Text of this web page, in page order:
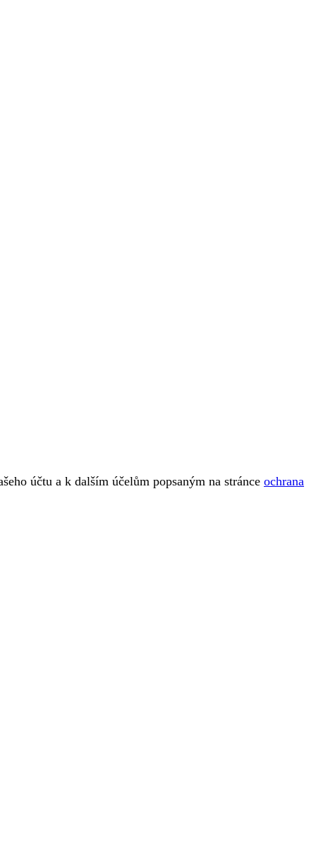
účtu a k dalším účelům popsaným na stránce ochrana